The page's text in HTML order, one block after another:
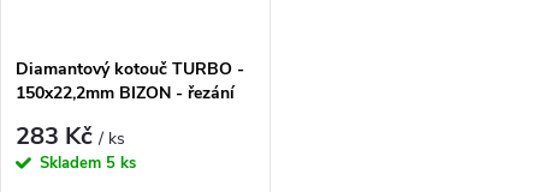
Diamantový kotouč TURBO -
150x22,2mm BIZON - řezání
283 Kč/ ks
Skladem 5 ks